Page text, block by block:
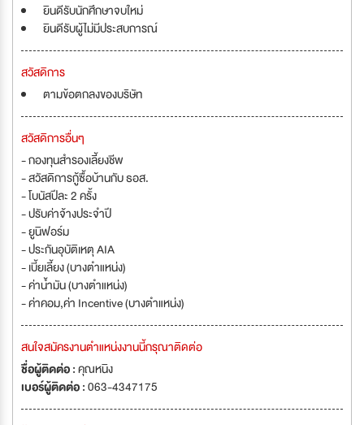
ยินดีรับนักศึกษาจบใหม่
ยินดีรับผู้ไม่มีประสบการณ์
สวัสดิการ
ตามข้อตกลงของบริษัท
สวัสดิการอื่นๆ
- กองทุนสำรองเลี้ยงชีพ
- สวัสดิการกู้ซื้อบ้านกับ ธอส.
- โบนัสปีละ 2 ครั้ง
- ปรับค่าจ้างประจำปี
- ยูนิฟอร์ม
- ประกันอุบัติเหตุ AIA
- เบี้ยเลี้ยง (บางตำแหน่ง)
- ค่าน้ำมัน (บางตำแหน่ง)
- ค่าคอม,ค่า Incentive (บางตำแหน่ง)
สนใจสมัครงานตำแหน่งงานนี้กรุณาติดต่อ
ชื่อผู้ติดต่อ :คุณหนิง
เบอร์ผู้ติดต่อ :063-4347175